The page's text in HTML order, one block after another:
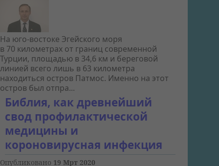
На юго-востоке Эгейского моря
в 70 километрах от границ современной
Турции, площадью в 34,6 км и береговой
линией всего лишь в 63 километра
находиться остров Патмос. Именно на этот
остров был отпра...
Библия, как древнейший
свод профилактической
медицины и
короновирусная инфекция
Опубликовано 19 Мрт 2020